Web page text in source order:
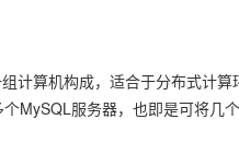
计算机构成，适合于分布式计算
MySQL服务器，也即是可将几个